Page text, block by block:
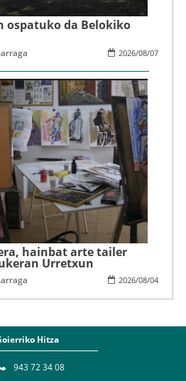
ospatuko da Belokiko
2026/08/07
hainbat arte tailer
Urretxun
2026/08/04
Hitza
943 72 34 08